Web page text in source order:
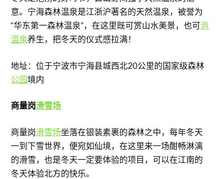
意。宁海森林温泉是江浙沪著名的天然温泉，被誉为
“华东第一森林温泉”，在这里既可赏山水美景，也可泡
温泉养生，把冬天的仪式感拉满！
地址：位于宁波市宁海县城西北20公里的国家级森林
公园境内
商量岗滑雪场
商量岗滑雪场坐落在银装素裹的森林之中，每年冬天
一到下雪世界，便宛如仙境，在这里来一场酣畅淋漓
的滑雪，也是冬天一定要体验的项目，可以在江南的
冬天体验北方的快乐。